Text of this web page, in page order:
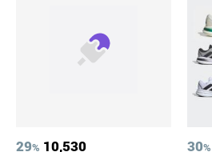
29% 10,530 30%